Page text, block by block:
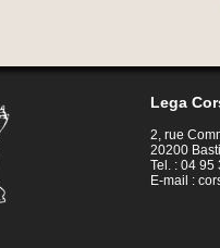
Lega
2, rue
20200
Tel. : 04 95
E-mail :